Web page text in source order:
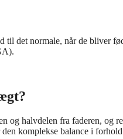
til det normale, når de bliver
og halvdelen fra faderen, og
komplekse balance i